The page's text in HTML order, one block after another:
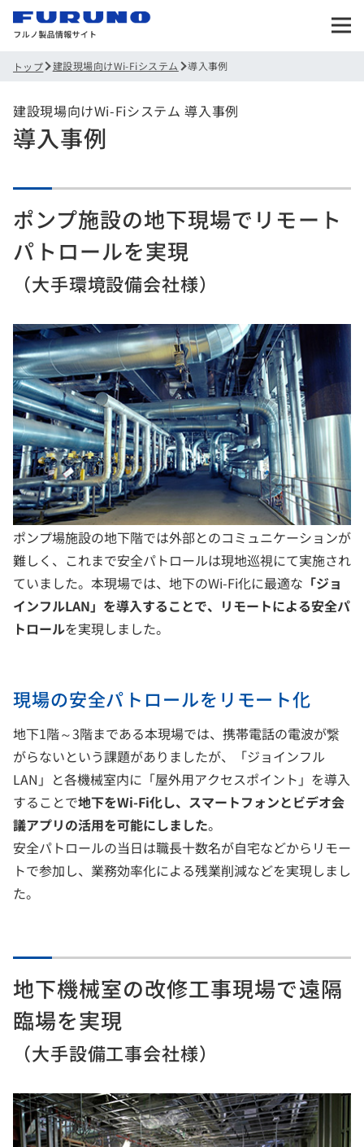
トップ 建設現場向けWi-Fiシステム 導入事例
建設現場向けWi-Fiシステム 導入事例
導入事例
ポンプ施設の地下現場でリモート
パトロールを実現
（大手環境設備会社様）
ポンプ場施設の地下階では外部とのコミュニケーションが
難しく、これまで安全パトロールは現地巡視にて実施され
ていました。本現場では、地下のWi-Fi化に最適な 「ジョ
インフルLAN」を導入することで、リモートによる安全パ
トロールを実現しました。
現場の安全パトロールをリモート化
地下1階～3階まである本現場では、携帯電話の電波が繋
がらないという課題がありましたが、「ジョインフル
LAN」と各機械室内に「屋外用アクセスポイント」を導入
することで地下をWi-Fi化し、スマートフォンとビデオ会
議アプリの活用を可能にしました。
安全パトロールの当日は職長十数名が自宅などからリモー
トで参加し、業務効率化による残業削減などを実現しまし
た。
地下機械室の改修工事現場で遠隔
臨場を実現
（大手設備工事会社様）